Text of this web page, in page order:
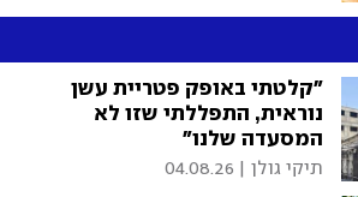
"קלטתי באופק פטריית עשן
נוראית, התפללתי שזו לא
המסעדה שלנו"
תיקי גולן 04.08.26